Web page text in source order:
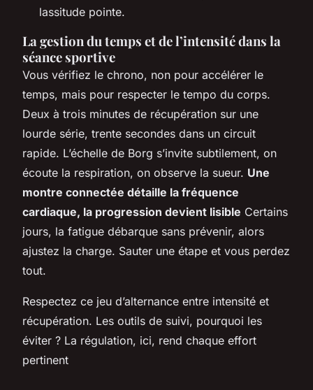
lassitude pointe.
La gestion du temps et de l’intensité dans la
séance sportive
Vous vérifiez le chrono, non pour accélérer le
temps, mais pour respecter le tempo du corps.
Deux à trois minutes de récupération sur une
lourde série, trente secondes dans un circuit
rapide. L’échelle de Borg s’invite subtilement, on
écoute la respiration, on observe la sueur. Une
montre connectée détaille la fréquence
cardiaque, la progression devient lisible Certains
jours, la fatigue débarque sans prévenir, alors
ajustez la charge. Sauter une étape et vous perdez
tout.
Respectez ce jeu d’alternance entre intensité et
récupération. Les outils de suivi, pourquoi les
éviter ? La régulation, ici, rend chaque effort
pertinent